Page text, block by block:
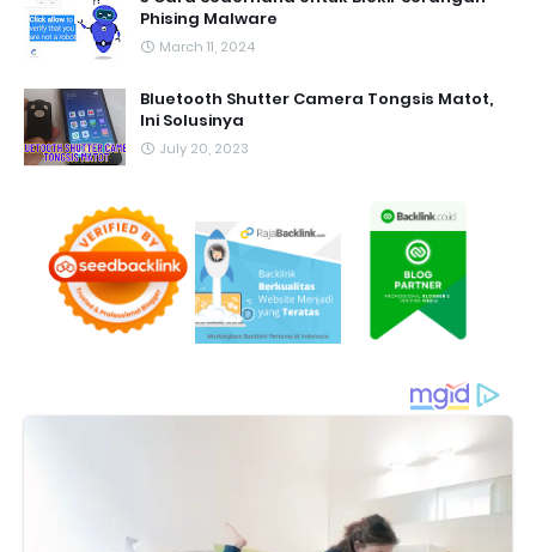
Phising Malware
March 11, 2024
Bluetooth Shutter Camera Tongsis Matot,
Ini Solusinya
July 20, 2023